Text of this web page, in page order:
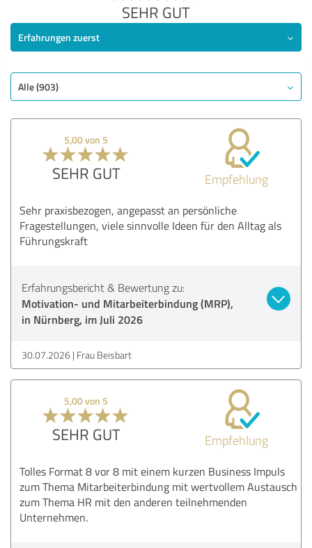
SEHR GUT
Erfahrungen zuerst
Alle (903)
5,00 von 5
SEHR GUT Empfehlung
Sehr praxisbezogen, angepasst an persönliche
Fragestellungen, viele sinnvolle Ideen für den Alltag als
Führungskraft
Erfahrungsbericht & Bewertung zu:
Motivation- und Mitarbeiterbindung (MRP),
in Nürnberg, im Juli 2026
30.07.2026 Frau Beisbart
5,00 von 5
SEHR GUT Empfehlung
Tolles Format 8 vor 8 mit einem kurzen Business Impuls
zum Thema Mitarbeiterbindung mit wertvollem Austausch
zum Thema HR mit den anderen teilnehmenden
Unternehmen.